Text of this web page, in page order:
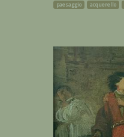
paesaggio acquerello